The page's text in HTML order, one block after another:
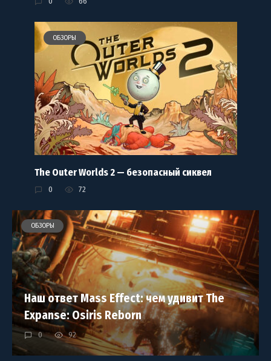
ОБЗОРЫ
The Outer Worlds 2 — безопасный сиквел
0 72
ОБЗОРЫ
Наш ответ Mass Effect: чем удивит The
Expanse: Osiris Reborn
0 92